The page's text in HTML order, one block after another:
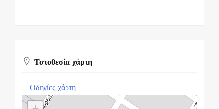
Τοποθεσία χάρτη
Οδηγίες χάρτη